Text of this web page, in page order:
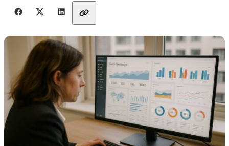
Dela med vänner